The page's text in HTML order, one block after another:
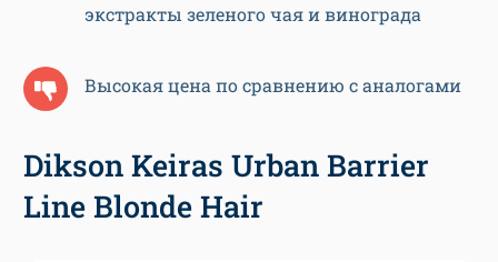
экстракты зеленого чая и винограда
Высокая цена по сравнению с аналогами
Dikson Keiras Urban Barrier
Line Blonde Hair